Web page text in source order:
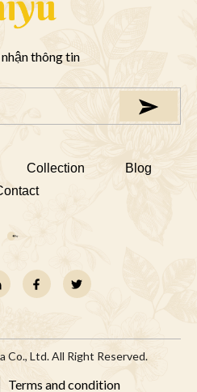
thông tin
Collection
Blog
Co., Ltd. All Right Reserved.
Terms and condition